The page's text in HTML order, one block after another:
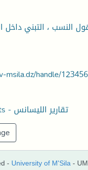
النسب ، التبني داخل
msila.dz/handle/
Graduate Reports - تقارير الليسانس
- University of M'Sila -